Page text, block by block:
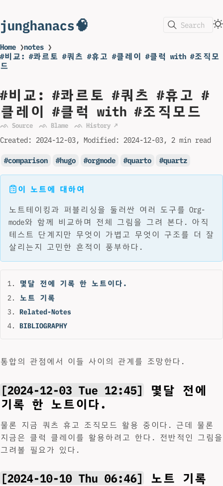
junghanacs🧠 Search
Home ❯notes ❯
#비교: #콰르토 #쿼츠 #휴고 #클레이 #클럭 with #조직모
드
#비교: #콰르토 #쿼츠 #휴고 #
클레이 #클럭 with #조직모드
ᨒ Source ᨒ Blame ᨒ History ↗
Created: 2024-12-03 Modified: 2024-12-03 2 min read
comparison hugo orgmode quarto quartz
이 노트에 대하여
노트테이킹과 퍼블리싱을 둘러싼 여러 도구를 Org-
mode와 함께 비교하며 전체 그림을 그려 본다. 아직
테스트 단계지만 무엇이 가볍고 무엇이 구조를 더 잘
살리는지 고민한 흔적이 풍부하다.
몇달 전에 기록 한 노트이다.
노트 기록
Related-Notes
BIBLIOGRAPHY
통합의 관점에서 이들 사이의 관계를 조망한다.
[2024-12-03 Tue 12:45]
몇달 전에
기록 한 노트이다.
물론 지금 쿼츠 휴고 조직모드 활용 중이다. 근데 물론
지금은 클럭 클레이를 활용하려고 한다. 전반적인 그림을
그려볼 필요가 있다.
[2024-10-10 Thu 06:46] 노트 기록